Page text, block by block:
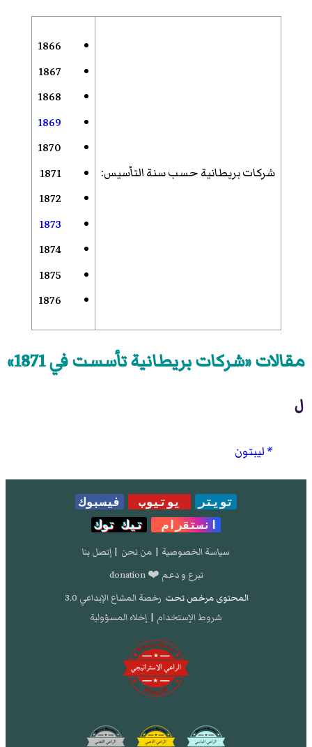
شركات بريطانية حسب سنة التأسيس:
1866
1867
1868
1869
1870
1871
1872
1873
1874
1875
1876
مقالات «شركات بريطانية تأسست في 1871»
ل
ليبتون
تويتر يوتيوب
فيسبوك
انستقرام
تيك توك
سياسة الخصوصية | من نحن | إتصل بنا
تبرع و دعم ❤️ donation
المحتوى مرخص تحت رخصة المشاع الإبداعي 3.0
شروط الإستخدام | إخلاء المسؤولية